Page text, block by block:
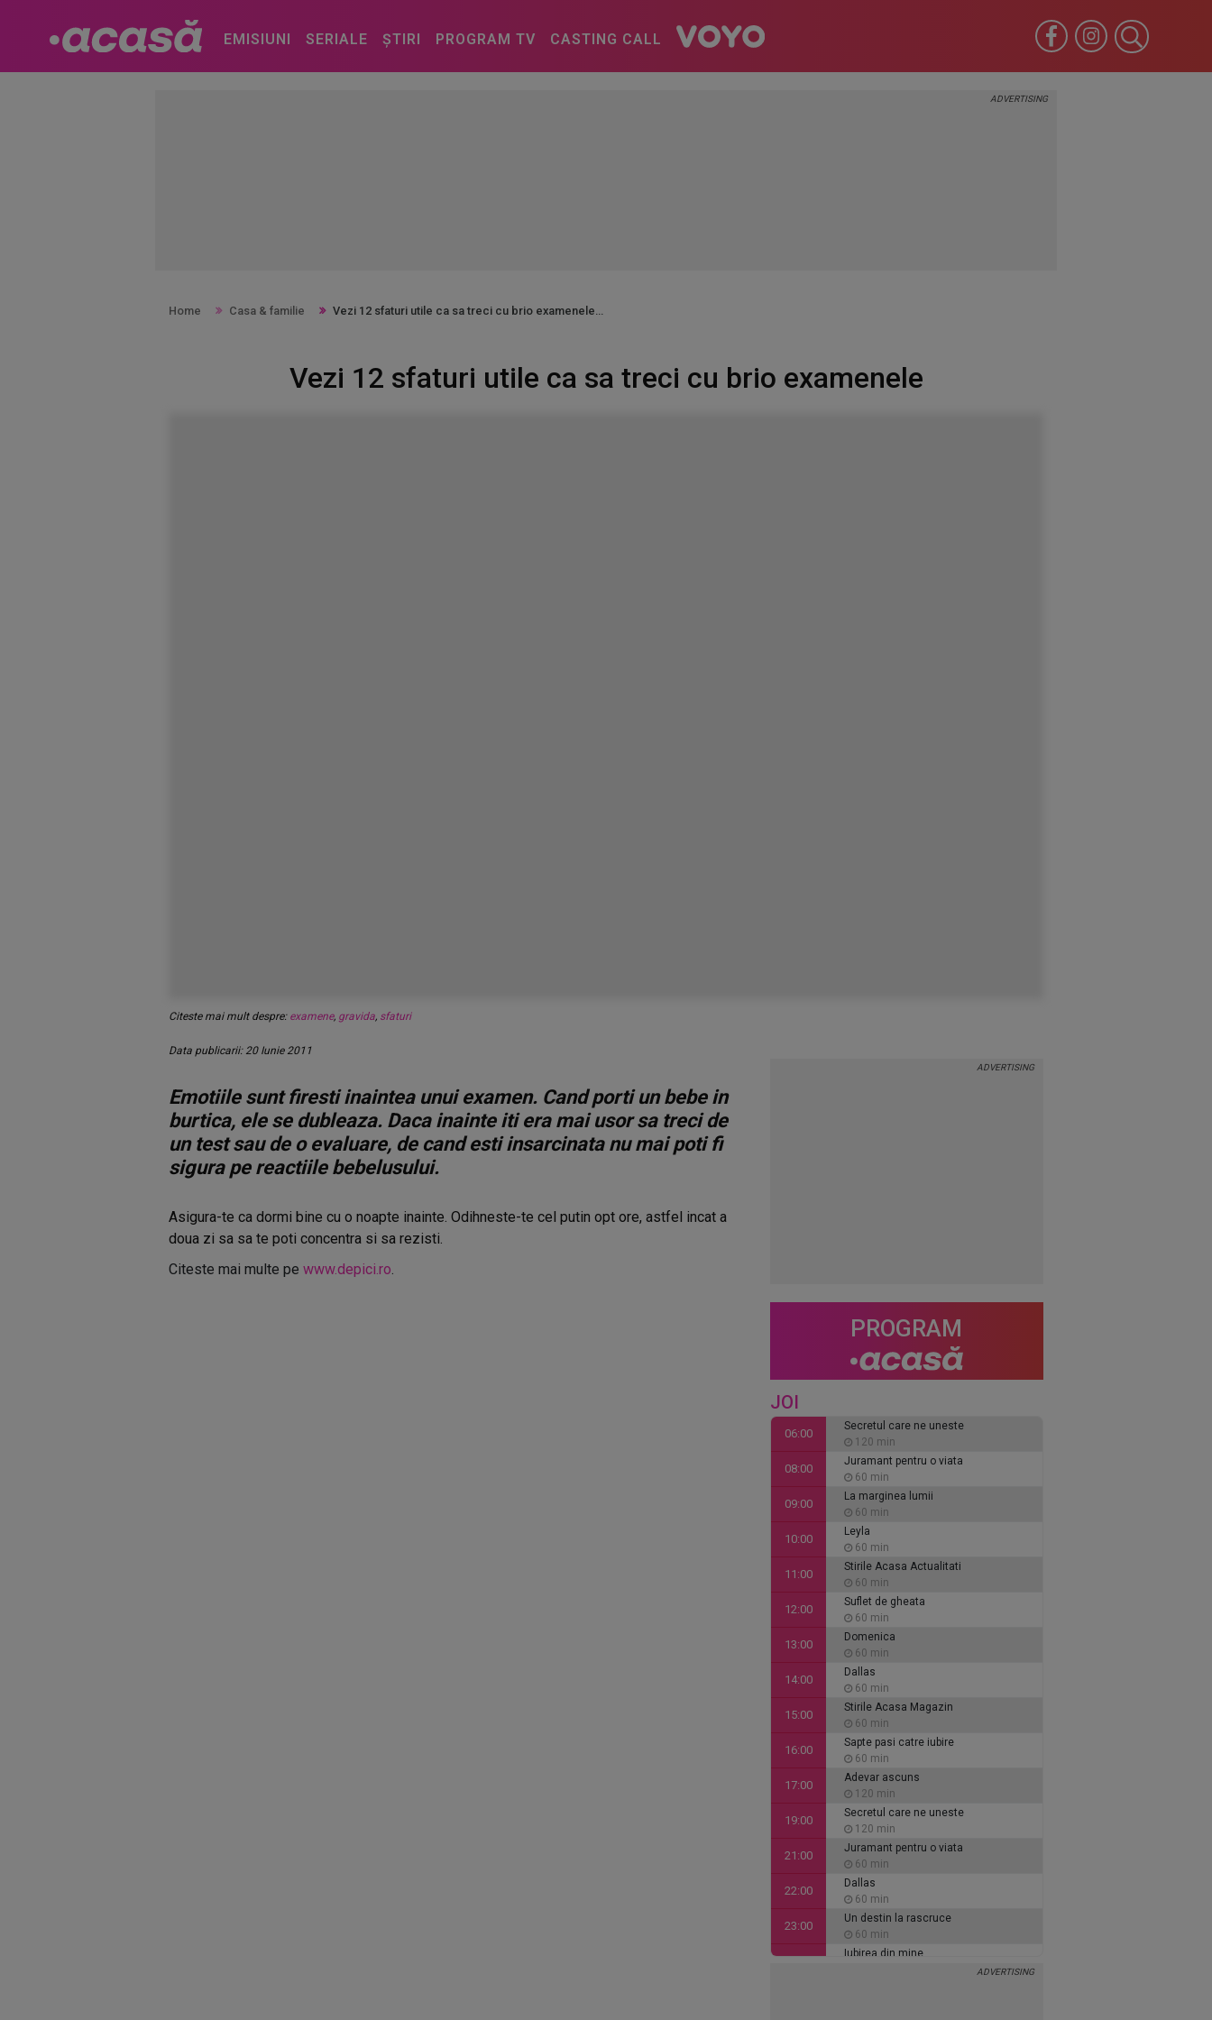
EMISIUNI SERIALE ȘTIRI PROGRAM TV CASTING CALL
Home Casa & familie Vezi 12 sfaturi utile ca sa treci cu brio examenele
Vezi 12 sfaturi utile ca sa treci cu brio examenele
Citeste mai mult despre: examene, gravida, sfaturi
Data publicarii: 20 Iunie 2011
Emotiile sunt firesti inaintea unui examen. Cand porti un bebe in
burtica, ele se dubleaza. Daca inainte iti era mai usor sa treci de
un test sau de o evaluare, de cand esti insarcinata nu mai poti fi
sigura pe reactiile bebelusului.
Asigura-te ca dormi bine cu o noapte inainte. Odihneste-te cel putin opt ore, astfel incat a
doua zi sa sa te poti concentra si sa rezisti.
Citeste mai multe pe www.depici.ro.
PROGRAM
JOI
06:00
Secretul care ne uneste
120 min
08:00
Juramant pentru o viata
60 min
09:00
La marginea lumii
60 min
10:00
Leyla
60 min
11:00
Stirile Acasa Actualitati
60 min
12:00
Suflet de gheata
60 min
13:00
Domenica
60 min
14:00
Dallas
60 min
15:00
Stirile Acasa Magazin
60 min
16:00
Sapte pasi catre iubire
60 min
17:00
Adevar ascuns
120 min
19:00
Secretul care ne uneste
120 min
21:00
Juramant pentru o viata
60 min
22:00
Dallas
60 min
23:00
Un destin la rascruce
60 min
Iubirea din mine